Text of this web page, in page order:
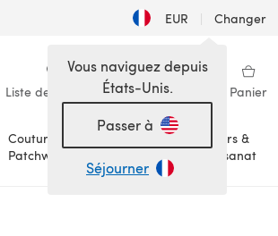
EUR | Changer
Liste de souhaits Ma bibliothèque Panier
Couture &
Patchwork
Loisirs &
Artisanat
Vous naviguez depuis
États-Unis.
Passer à
Séjourner